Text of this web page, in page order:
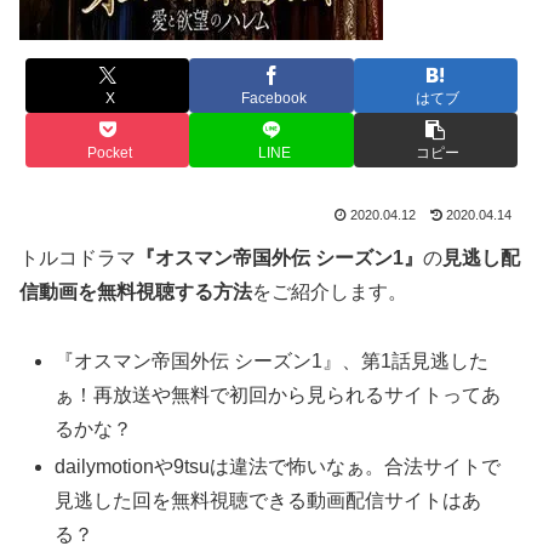
X Facebook はてブ
Pocket LINE コピー
2020.04.12 2020.04.14
トルコドラマ 『オスマン帝国外伝 シーズン1』 の見逃し配
信動画を無料視聴する方法をご紹介します。
『オスマン帝国外伝 シーズン1』、第1話見逃した
ぁ！再放送や無料で初回から見られるサイトってあ
るかな？
dailymotionや9tsuは違法で怖いなぁ。合法サイトで
見逃した回を無料視聴できる動画配信サイトはあ
る？